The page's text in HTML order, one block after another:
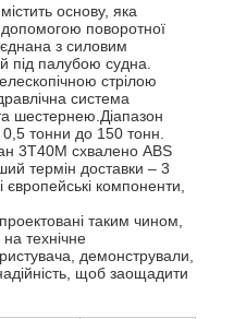
основу, яка
поворотної
з силовим
під палубою судна.
стрілою
система
шестернею.Діапазон
0,5 тонни до 150 тонн.
3T40M схвалено ABS
термін доставки – 3
європейські компоненти,
таким чином,
технічне
демонстрували,
щоб заощадити